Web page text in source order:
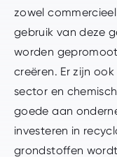
zowel
gebruik van deze
worden
creëren. Er zijn
sector en
goede aan
investeren in
grondstoffen